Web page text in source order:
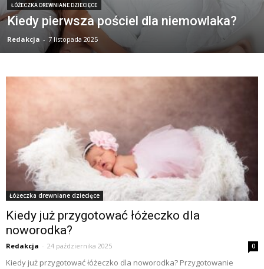
ŁÓŻECZKA DREWNIANE DZIECIĘCE
Kiedy pierwsza pościel dla niemowlaka?
Redakcja - 7 listopada 2025
Łóżeczka drewniane dziecięce
Kiedy już przygotować łóżeczko dla
noworodka?
Redakcja - 24 października 2025 0
Kiedy już przygotować łóżeczko dla noworodka? Przygotowanie